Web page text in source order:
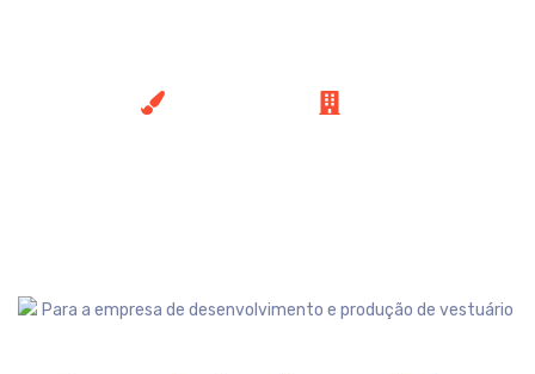
Autêntica